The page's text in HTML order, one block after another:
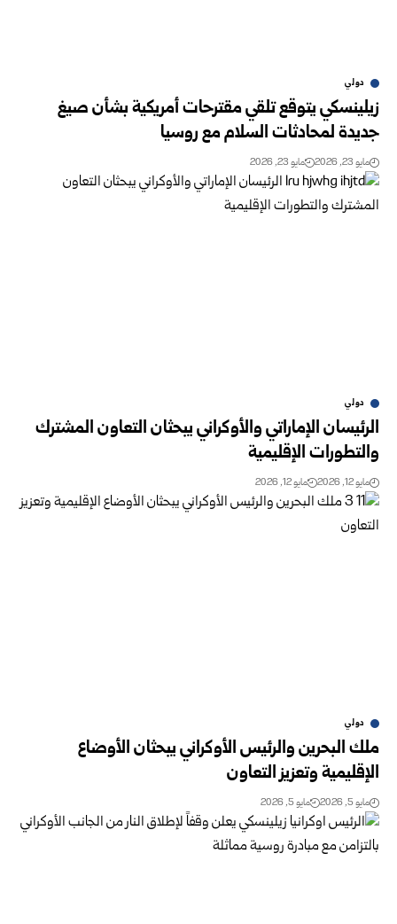
دولي
زيلينسكي يتوقع تلقي مقترحات أمريكية بشأن صيغ
جديدة لمحادثات السلام مع روسيا
مايو 23, 2026 مايو 23, 2026
دولي
الرئيسان الإماراتي والأوكراني يبحثان التعاون المشترك
والتطورات الإقليمية
مايو 12, 2026 مايو 12, 2026
دولي
ملك البحرين والرئيس الأوكراني يبحثان الأوضاع
الإقليمية وتعزيز التعاون
مايو 5, 2026 مايو 5, 2026